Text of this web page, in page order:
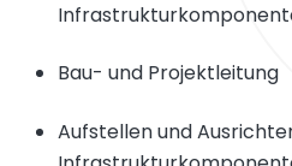
Bau- und Projektleitung
Aufstellen und